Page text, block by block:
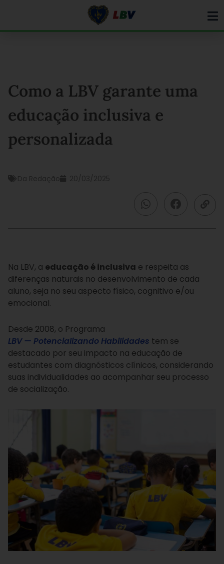
Como a LBV garante uma
educação inclusiva e
personalizada
Da Redação 20/03/2025
Na LBV, a educação é inclusiva e respeita as
diferenças naturais no desenvolvimento de cada
aluno, seja no seu aspecto físico, cognitivo e/ou
emocional.
Desde 2008, o Programa
LBV — Potencializando Habilidades tem se
destacado por seu impacto na educação de
estudantes com diagnósticos clínicos, considerando
suas individualidades ao acompanhar seu processo
de socialização.